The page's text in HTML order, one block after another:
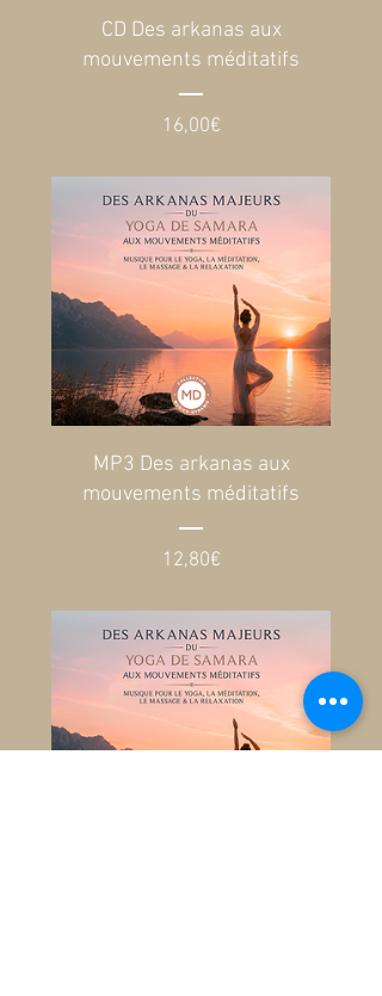
CD Des arkanas aux
mouvements méditatifs
16,00€Prix
MP3 Des arkanas aux
mouvements méditatifs
12,80€Prix